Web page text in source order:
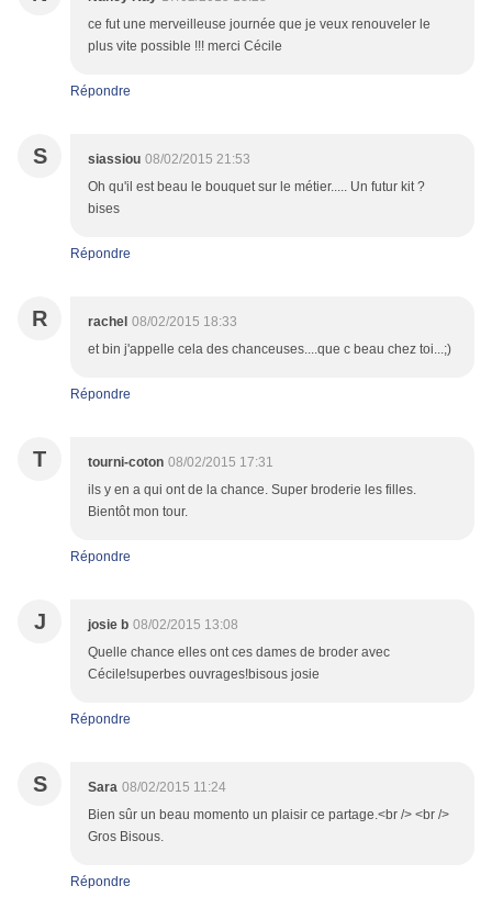
ce fut une merveilleuse journée que je veux renouveler le
plus vite possible !!! merci Cécile
Répondre
S siassiou 08/02/2015 21:53
Oh qu'il est beau le bouquet sur le métier..... Un futur kit ?
bises
Répondre
R rachel 08/02/2015 18:33
et bin j'appelle cela des chanceuses....que c beau chez toi...;)
Répondre
T tourni-coton 08/02/2015 17:31
ils y en a qui ont de la chance. Super broderie les filles.
Bientôt mon tour.
Répondre
J josie b 08/02/2015 13:08
Quelle chance elles ont ces dames de broder avec
Cécile!superbes ouvrages!bisous josie
Répondre
S Sara 08/02/2015 11:24
Bien sûr un beau momento un plaisir ce partage.<br /> <br />
Gros Bisous.
Répondre